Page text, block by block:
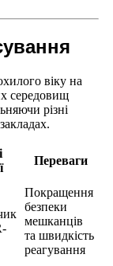
віку на
середовищ
різні
Переваги
Покращення
безпеки
мешканців
та швидкість
реагування